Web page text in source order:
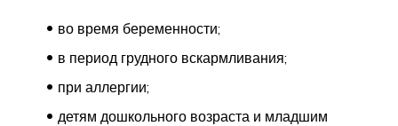
во время беременности;
в период грудного вскармливания;
при аллергии;
детям дошкольного возраста и младшим